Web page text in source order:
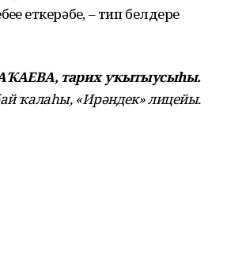
еткерәбеҙ, – тип белдерҙе
тарих уҡытыусыһы.
ҡалаһы, «Ирәндек» лицейы.